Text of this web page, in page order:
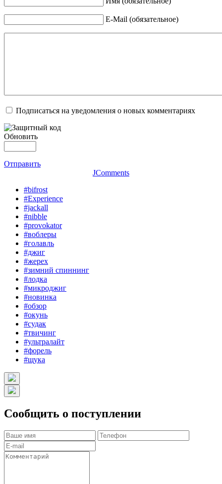
E-Mail (обязательное)
Подписаться на уведомления о новых комментариях
Обновить
Отправить
JComments
#bifrost
#Experience
#jackall
#nibble
#provokator
#воблеры
#голавль
#джиг
#жерех
#зимний спиннинг
#лодка
#микроджиг
#новинка
#обзор
#окунь
#судак
#твичинг
#ультралайт
#форель
#щука
Сообщить о поступлении